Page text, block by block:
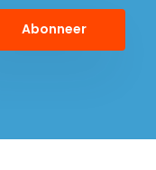
Abonneer